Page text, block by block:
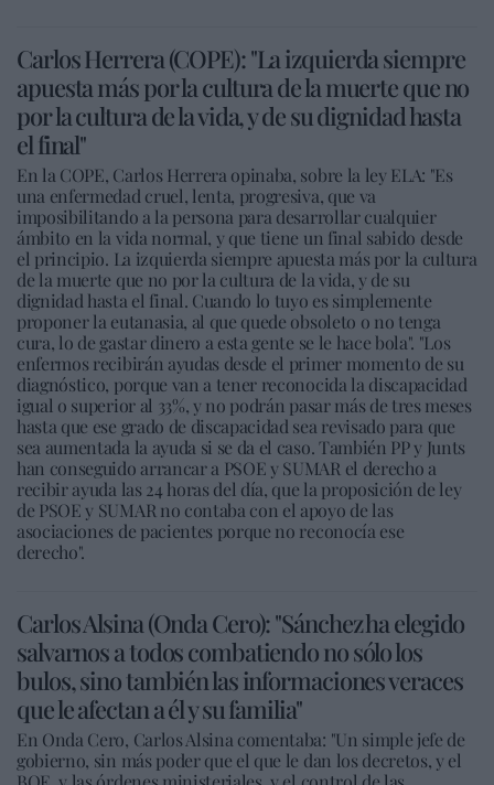
Carlos Herrera (COPE): "La izquierda siempre
apuesta más por la cultura de la muerte que no
por la cultura de la vida, y de su dignidad hasta
el final"
En la COPE, Carlos Herrera opinaba, sobre la ley ELA: "Es
una enfermedad cruel, lenta, progresiva, que va
imposibilitando a la persona para desarrollar cualquier
ámbito en la vida normal, y que tiene un final sabido desde
el principio. La izquierda siempre apuesta más por la cultura
de la muerte que no por la cultura de la vida, y de su
dignidad hasta el final. Cuando lo tuyo es simplemente
proponer la eutanasia, al que quede obsoleto o no tenga
cura, lo de gastar dinero a esta gente se le hace bola". "Los
enfermos recibirán ayudas desde el primer momento de su
diagnóstico, porque van a tener reconocida la discapacidad
igual o superior al 33%, y no podrán pasar más de tres meses
hasta que ese grado de discapacidad sea revisado para que
sea aumentada la ayuda si se da el caso. También PP y Junts
han conseguido arrancar a PSOE y SUMAR el derecho a
recibir ayuda las 24 horas del día, que la proposición de ley
de PSOE y SUMAR no contaba con el apoyo de las
asociaciones de pacientes porque no reconocía ese
derecho".
Carlos Alsina (Onda Cero): "Sánchez ha elegido
salvarnos a todos combatiendo no sólo los
bulos, sino también las informaciones veraces
que le afectan a él y su familia"
En Onda Cero, Carlos Alsina comentaba: "Un simple jefe de
gobierno, sin más poder que el que le dan los decretos, y el